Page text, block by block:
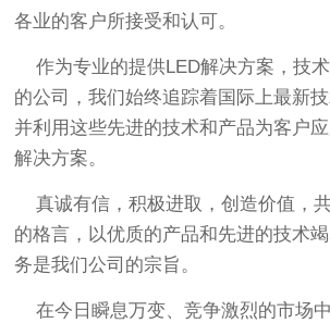
各业的客户所接受和认可。
作为专业的提供LED解决方案，技
的公司，我们始终追踪着国际上最新
并利用这些先进的技术和产品为客户
解决方案。
真诚有信，积极进取，创造价值，
的格言，以优质的产品和先进的技术
务是我们公司的宗旨。
在今日瞬息万变、竞争激烈的市场